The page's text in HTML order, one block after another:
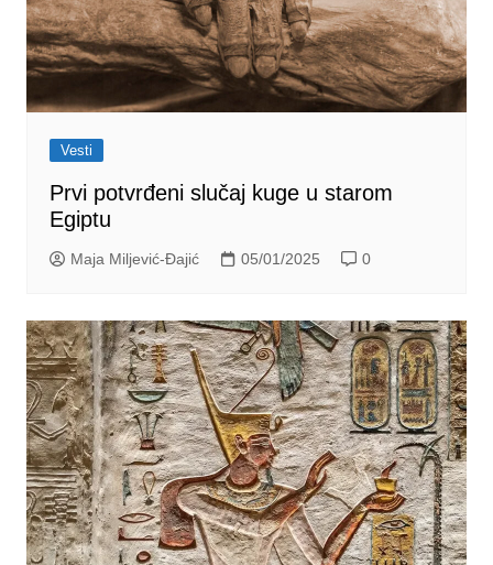
Vesti
Prvi potvrđeni slučaj kuge u starom
Egiptu
Maja Miljević-Đajić 05/01/2025 0